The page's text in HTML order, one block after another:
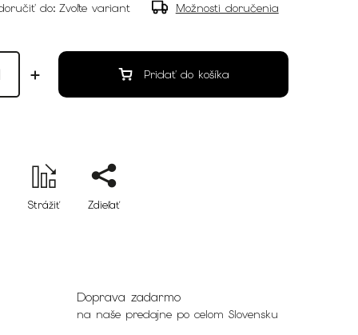
do: Zvoľte variant Možnosti doručenia
Pridať do košíka
Strážiť Zdieľať
Doprava zadarmo
na naše predajne po celom Slovensku